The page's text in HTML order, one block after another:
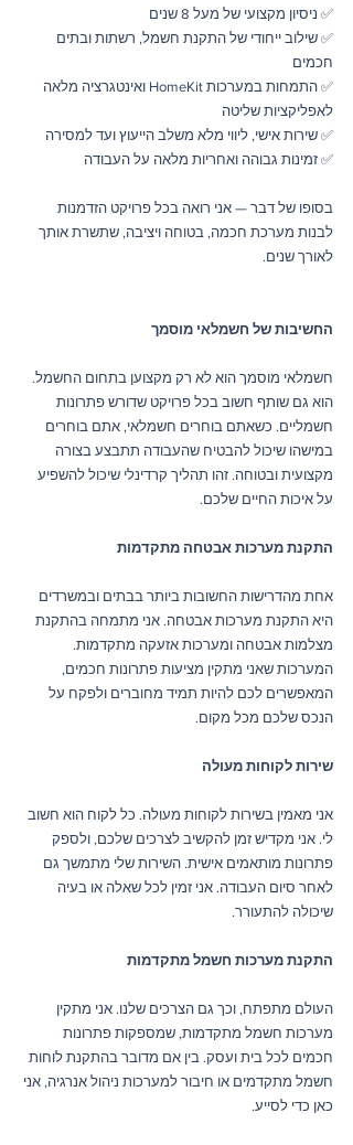
✅ ניסיון מקצועי של מעל 8 שנים
✅ שילוב ייחודי של התקנת חשמל, רשתות ובתים
חכמים
✅ התמחות במערכות HomeKit ואינטגרציה מלאה
לאפליקציות שליטה
✅ שירות אישי, ליווי מלא משלב הייעוץ ועד למסירה
✅ זמינות גבוהה ואחריות מלאה על העבודה
בסופו של דבר — אני רואה בכל פרויקט הזדמנות
לבנות מערכת חכמה, בטוחה ויציבה, שתשרת אותך
לאורך שנים.
החשיבות של חשמלאי מוסמך
חשמלאי מוסמך הוא לא רק מקצוען בתחום החשמל.
הוא גם שותף חשוב בכל פרויקט שדורש פתרונות
חשמליים. כשאתם בוחרים חשמלאי, אתם בוחרים
במישהו שיכול להבטיח שהעבודה תתבצע בצורה
מקצועית ובטוחה. זהו תהליך קרדינלי שיכול להשפיע
על איכות החיים שלכם.
התקנת מערכות אבטחה מתקדמות
אחת מהדרישות החשובות ביותר בבתים ובמשרדים
היא התקנת מערכות אבטחה. אני מתמחה בהתקנת
מצלמות אבטחה ומערכות אזעקה מתקדמות.
המערכות שאני מתקין מציעות פתרונות חכמים,
המאפשרים לכם להיות תמיד מחוברים ולפקח על
הנכס שלכם מכל מקום.
שירות לקוחות מעולה
אני מאמין בשירות לקוחות מעולה. כל לקוח הוא חשוב
לי. אני מקדיש זמן להקשיב לצרכים שלכם, ולספק
פתרונות מותאמים אישית. השירות שלי מתמשך גם
לאחר סיום העבודה. אני זמין לכל שאלה או בעיה
שיכולה להתעורר.
התקנת מערכות חשמל מתקדמות
העולם מתפתח, וכך גם הצרכים שלנו. אני מתקין
מערכות חשמל מתקדמות, שמספקות פתרונות
חכמים לכל בית ועסק. בין אם מדובר בהתקנת לוחות
חשמל מתקדמים או חיבור למערכות ניהול אנרגיה, אני
כאן כדי לסייע.